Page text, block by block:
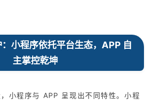
小程序依托平台生态，APP 自
主掌控乾坤
小程序与 APP 呈现出不同特性。小程